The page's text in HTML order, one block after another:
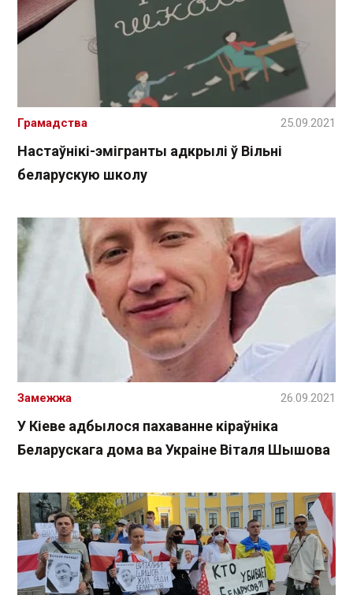
Настаўнікі-эмігранты адкрылі ў Вільні
беларускую школу
Грамадства 25.09.2021
У Кіеве адбылося пахаванне кіраўніка
Беларускага дома ва Украіне Віталя Шышова
Замежжа 26.09.2021